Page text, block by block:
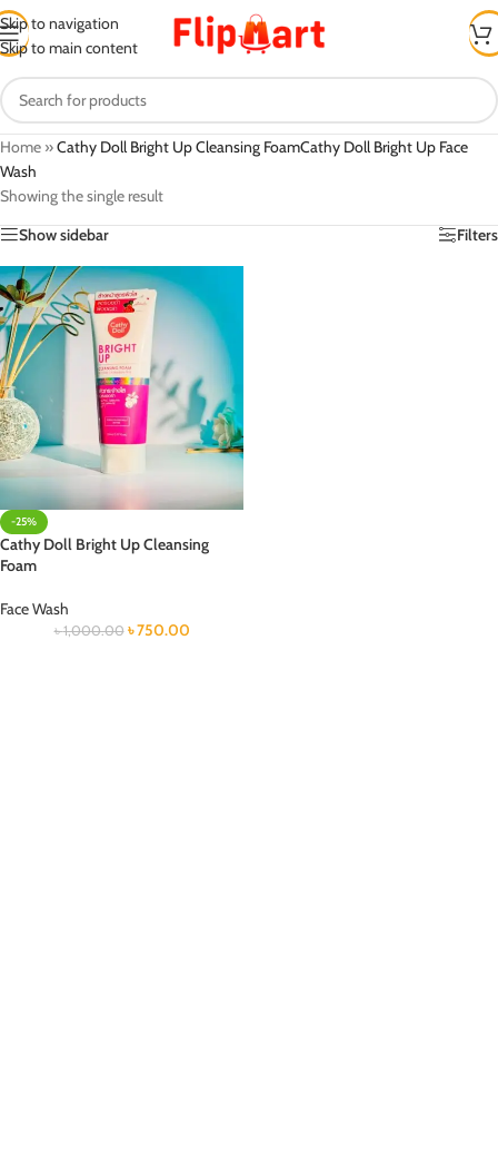
Skip to navigation
Skip to main content
Home »Cathy Doll Bright Up Cleansing FoamCathy Doll Bright Up Face
Wash
Showing the single result
Show sidebar
Filters
-25%
Cathy Doll Bright Up Cleansing
Foam
Face Wash
৳1,000.00 ৳750.00